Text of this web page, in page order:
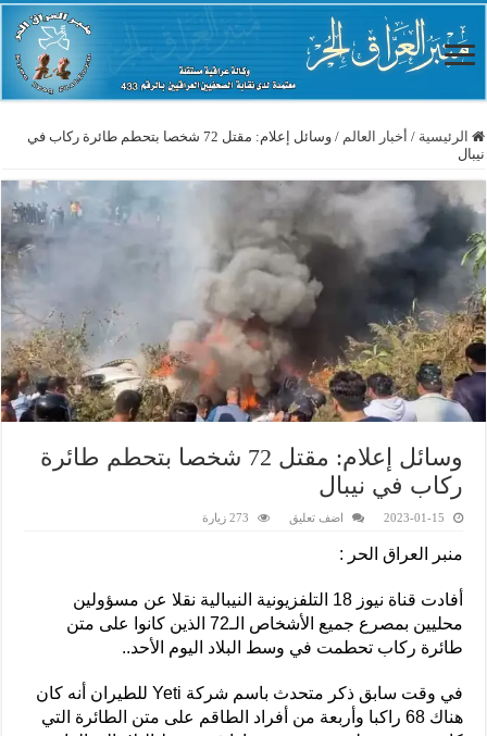
الرئيسية / أخبار العالم /
وسائل إعلام: مقتل 72 شخصا بتحطم طائرة ركاب في
نيبال
وسائل إعلام: مقتل 72 شخصا بتحطم طائرة
ركاب في نيبال
2023-01-15 اضف تعليق 273 زيارة
منبر العراق الحر :
أفادت قناة نيوز 18 التلفزيونية النيبالية نقلا عن مسؤولين
محليين بمصرع جميع الأشخاص الـ72 الذين كانوا على متن
طائرة ركاب تحطمت في وسط البلاد اليوم الأحد..
في وقت سابق ذكر متحدث باسم شركة Yeti للطيران أنه كان
هناك 68 راكبا وأربعة من أفراد الطاقم على متن الطائرة التي